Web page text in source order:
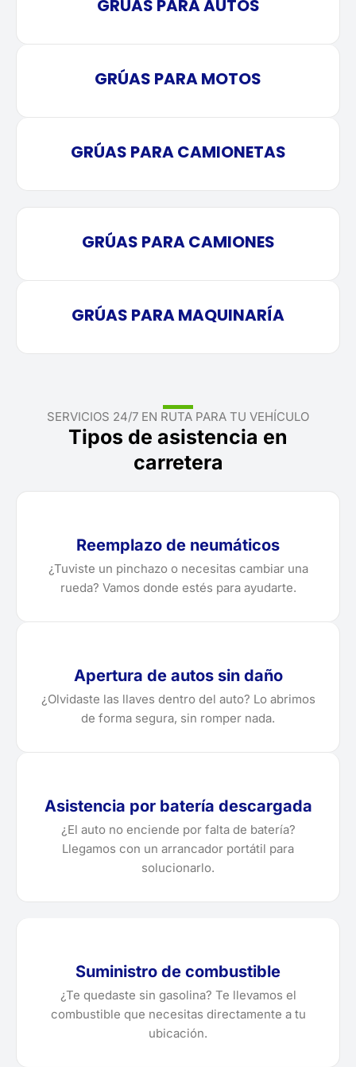
GRÚAS PARA AUTOS
GRÚAS PARA MOTOS
GRÚAS PARA CAMIONETAS
GRÚAS PARA CAMIONES
GRÚAS PARA MAQUINARÍA
SERVICIOS 24/7 EN RUTA PARA TU VEHÍCULO
Tipos de asistencia en
carretera
Reemplazo de neumáticos
¿Tuviste un pinchazo o necesitas cambiar una
rueda? Vamos donde estés para ayudarte.
Apertura de autos sin daño
¿Olvidaste las llaves dentro del auto? Lo abrimos
de forma segura, sin romper nada.
Asistencia por batería descargada
¿El auto no enciende por falta de batería?
Llegamos con un arrancador portátil para
solucionarlo.
Suministro de combustible
¿Te quedaste sin gasolina? Te llevamos el
combustible que necesitas directamente a tu
ubicación.